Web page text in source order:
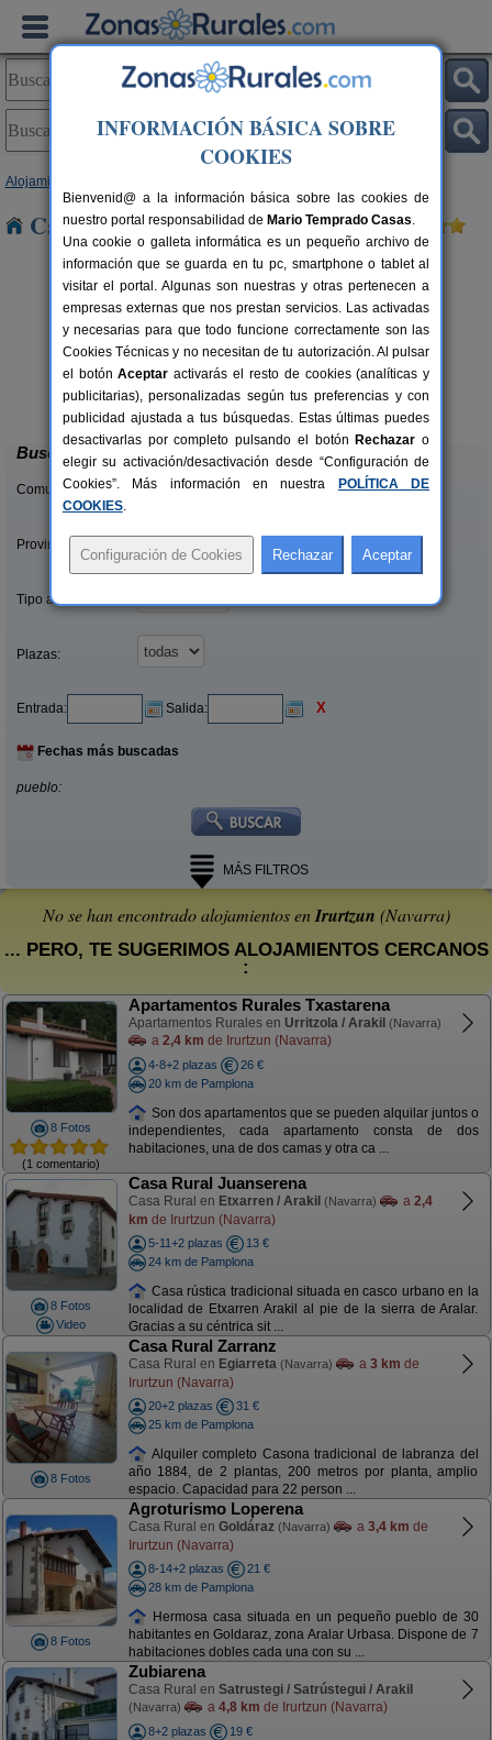
Alojamientos
Casas Rurales cerca de Irurtzun
15 pers.
desde30 €
Casa Rural Haitzetxea
Azpilkueta (Navarra)
Buscar
Comunidades:
Provincias/Islas:
Tipo alquiler:
Plazas:
Entrada: Salida: X
Fechas más buscadas
pueblo:
MÁS FILTROS
No se han encontrado alojamientos enIrurtzun (Navarra)
... PERO, TE SUGERIMOS ALOJAMIENTOS CERCANOS
:
8 Fotos
(1 comentario)
Apartamentos Rurales Txastarena
Apartamentos Rurales en Urritzola / Arakil (Navarra)
a 2,4 km de Irurtzun (Navarra)
4-8+2 plazas
26 €
20 km de Pamplona
Son dos apartamentos que se pueden alquilar juntos o
independientes, cada apartamento consta de dos
habitaciones, una de dos camas y otra ca ...
8 Fotos
Video
Casa Rural Juanserena
Casa Rural en Etxarren / Arakil (Navarra) a 2,4
km de Irurtzun (Navarra)
5-11+2 plazas
13 €
24 km de Pamplona
Casa rústica tradicional situada en casco urbano en la
localidad de Etxarren Arakil al pie de la sierra de Aralar.
Gracias a su céntrica sit ...
8 Fotos
Casa Rural Zarranz
Casa Rural en Egiarreta (Navarra) a 3 km de
Irurtzun (Navarra)
20+2 plazas
31 €
25 km de Pamplona
Alquiler completo Casona tradicional de labranza del
año 1884, de 2 plantas, 200 metros por planta, amplio
espacio. Capacidad para 22 person ...
8 Fotos
Agroturismo Loperena
Casa Rural en Goldáraz (Navarra) a 3,4 km de
Irurtzun (Navarra)
8-14+2 plazas
21 €
28 km de Pamplona
Hermosa casa situada en un pequeño pueblo de 30
habitantes en Goldaraz, zona Aralar Urbasa. Dispone de 7
habitaciones dobles cada una con su ...
Zubiarena
Casa Rural en Satrustegi / Satrústegui / Arakil
(Navarra) a 4,8 km de Irurtzun (Navarra)
8+2 plazas
19 €
INFORMACIÓN BÁSICA SOBRE
COOKIES
Bienvenid@ a la información básica sobre las cookies de
nuestro portal responsabilidad de Mario Temprado Casas.
Una cookie o galleta informática es un pequeño archivo de
información que se guarda en tu pc, smartphone o tablet al
visitar el portal. Algunas son nuestras y otras pertenecen a
empresas externas que nos prestan servicios. Las activadas
y necesarias para que todo funcione correctamente son las
Cookies Técnicas y no necesitan de tu autorización. Al pulsar
el botónAceptar activarás el resto de cookies (analíticas y
publicitarias), personalizadas según tus preferencias y con
publicidad ajustada a tus búsquedas. Estas últimas puedes
desactivarlas por completo pulsando el botón Rechazar o
elegir su activación/desactivación desde “Configuración de
Cookies”. Más información en nuestra
POLÍTICA DE
COOKIES.